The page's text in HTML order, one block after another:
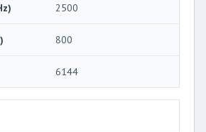
2500
800
6144